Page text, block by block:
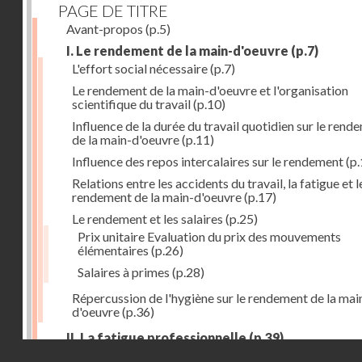
PAGE DE TITRE
Avant-propos (p.5)
I. Le rendement de la main-d'oeuvre (p.7)
L'effort social nécessaire(p.7)
Le rendement de la main-d'oeuvre et l'organisation
scientifique du travail(p.10)
Influence de la durée du travail quotidien sur le
de la main-d'oeuvre(p.11)
Influence des repos intercalaires sur le rendement
Relations entre les accidents du travail, la fatigue et
rendement de la main-d'oeuvre(p.17)
Le rendement et les salaires (p.25)
Prix unitaire Evaluation du prix des mouvements
élémentaires (p.26)
Salaires à primes (p.28)
Répercussion de l'hygiène sur le rendement de la
d'oeuvre(p.36)
II. La fatigue professionnelle(p.39)